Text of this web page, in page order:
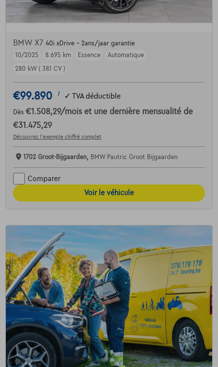
BMW X7 40i xDrive - 2ans/jaar garantie
10/2025
8.695 km Essence
Automatique
280 kW ( 381 CV )
€99.890 1 ✓ TVA déductible
Dès €1.508,29/mois et une dernière mensualité de
€31.475,29
Découvrez l’exemple chiffré complet
1702 Groot-Bijgaarden, BMW Pautric Groot Bijgaarden
Comparer
Voir le véhicule